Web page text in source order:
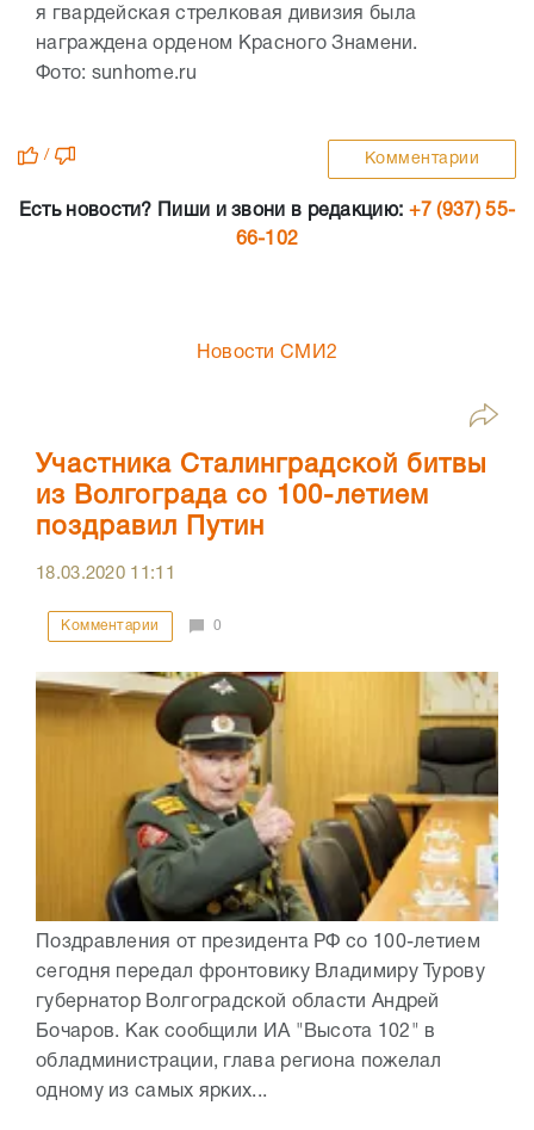
я гвардейская стрелковая дивизия была
награждена орденом Красного Знамени.
Фото: sunhome.ru
/ Комментарии
Есть новости? Пиши и звони в редакцию: +7 (937) 55-
66-102
Новости СМИ2
Участника Сталинградской битвы
из Волгограда со 100-летием
поздравил Путин
18.03.2020 11:11
Комментарии 0
Поздравления от президента РФ со 100-летием
сегодня передал фронтовику Владимиру Турову
губернатор Волгоградской области Андрей
Бочаров. Как сообщили ИА "Высота 102" в
обладминистрации, глава региона пожелал
одному из самых ярких...